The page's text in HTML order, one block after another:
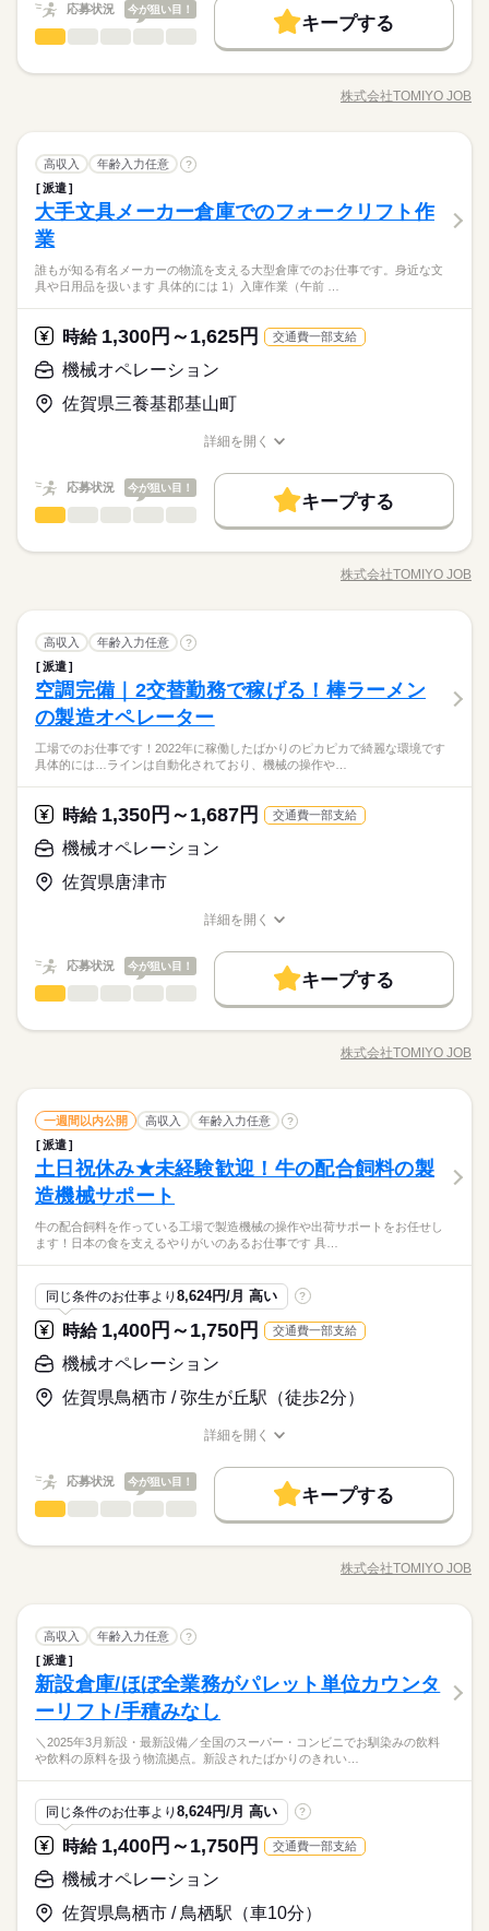
禁煙・分煙 バイク自転車
車通勤OK、バイク通勤OK、自転車通勤OK -喫煙所あり（屋
外）
休日・休暇
ら1時間あたり73円 交通費を全員に支給！ ※交通費と退職金
を時給に含んでお支払い
08：30～17：00 ※基本は上記時間 繁忙期2月～7月は 11：00～
19：30 13：00～21：30 をご相談する場合もあります ※残業な
る】＊ 若手が多くて話しやすい♪ 仕事もシンプルでわかりやす
外）
続きを読む
休日・休暇
シフト制
男女の割合 男性
みんなで
職場の様子 しずか
業界
TOMIYO JOBは『毎月、時給が上がる派遣会社』です。皿うど
んやカップ麺など、お馴染みの製品づくり。2022年稼働の綺麗
な工場！リフト免許保持者は時給50円UP。
お仕事の特徴
基本特徴
交通費
履歴書不要
就業時間・曜日
10時～出社
16時前退社
ブランクOK
社会保険制度 研修制度 日払い
週払い
禁煙・分煙
バイク自転車
続きを読む
機械オペレーション
です！ 即席麺の製造業務をお任せします。 ▼具体的には… ・麺
の製造、結束、包装 （自動装置の操作や監視、保守） ・原料
を活かして 賢く効率的に稼ぐことが可能です。 作業に慣れるま
で先輩がしっかり サポートするのでご安心ください。 ブランク
から復帰したい方も 無理なく始められる環境です♪
応募資格
■フォークリフト技能講習修了者 ■未経験だけど興味がある方 ■
も大歓迎 業務評価により正社登用あり ・・・ 日雇派遣の原則禁
止により 最低週20時間以上の勤務が必要となります。 ※例外あ
み書き（漢字・かな）必須 JLPT N2+ / Must read & write Japan
ese （kanji & kana）
給与 時給 1,200円～1,500円
【給与備考】 ／ TOMIYO JOBが 選ばれる理由 ＼ ■毎月、時給
円ずつUP。 続けるだけで月給がこんなに変わる 2ヶ月目：
で、お仕事先が変わってもOK） ■入社した日から退職金を支
給！ 退職金相当額5%を時給に上乗せ。 （例：時給1,000円×
0.05＝50円） ■日払いもOK！ 専用アプリでいつでも 近く
MIYOJOB！なら1時間あたり73円 交通費を全員に支給！ ※交
期間・時間 長期
07：30～16：00 08：00～17：00 15：30～21：40 ＜勤務時間に
時間＞ 休憩60分 ＊【 職場環境について 】＊ 就業場所人数：50
名 （男女比 4：6） 様々な年代のスタッフが活躍中！ 【派遣
が初めてでも安心♪】 未経験から始めた若手スタッフも活躍中！
研修やサポート体制もバッチリ◎ はじめての派遣にもおすすめ
です！ ＜駐車場完備＞ 車通勤OK（駐車場無料） バイク通勤O
（月平均10時間程度） -制服貸与（無償） -喫煙所屋外 -正社員登
休日・休暇
有給休暇 夏季休暇 冬期休暇 当社カレンダーによる GW休暇 年
間休日120日以上 日祝※会社カレンダーにより土曜休みあり
応募状況 今が狙い目！
キープする
給与/時間/休日
男女の割合 男性
仕事の仕方 ひとりで みんなで
職場の様子 しずか にぎやか
業界 その他
TOMIYO JOBは『毎月、時給が上がる派遣会社』です。皿うど
んやカップ麺など、お馴染みの製品づくり。2022年稼働の綺麗
な工場！リフト免許保持者は時給50円UP。
基本特徴 募集条件
交通費 履歴書不要 WEB登録 就業時間・曜日
ブランクOK 社会保険制度 研修制度 日払い
週払い
禁煙・分煙
バイク自転車
職種 機械オペレーション
2022年に稼働を開始したばかりの、 空調完備で綺麗な最新工場
です！ 即席麺の製造業務をお任せします。 ▼具体的には… ・麺
の製造、結束、包装 （自動装置の操作や監視、保守） ・原料
の配合や生地の乾燥チェック ・フォークリフトでの資材搬入出
※リフト免許がない方も応募OK！ 免許をお持ちの方は、スキル
を活かして 賢く効率的に稼ぐことが可能です。 作業に慣れるま
で先輩がしっかり サポートするのでご安心ください。 ブランク
から復帰したい方も 無理なく始められる環境です♪
続きを読む
応募資格
■フォークリフト技能講習修了者 ■未経験だけど興味がある方 ■
も大歓迎 業務評価により正社登用あり ・・・ 日雇派遣の原則禁
り、詳細は担当者にお尋ねください ・・・ N2以上／日本語の読
ese （kanji & kana）
給与 時給 1,200円～1,500円
が上がり続ける！ （例）月20日、1日8時間勤務の場合 毎月2
円ずつUP。 続けるだけで月給がこんなに変わる 2ヶ月目：
で、お仕事先が変わってもOK） ■入社した日から退職金を支
給！ 退職金相当額5%を時給に上乗せ。 （例：時給1,000円×
0.05＝50円） ■日払いもOK！ 専用アプリでいつでも 近く
のコンビニから引き出せます。 ※規定あり 【交通費備考】 ■TO
MIYOJOB！なら1時間あたり73円 交通費を全員に支給！ ※交
通費と退職金を時給に含んでお支払い
続きを読む
期間・時間 長期
07：30～16：00 08：00～17：00 15：30～21：40 ＜勤務時間に
ついて＞ （1）7：30？16：00 （2）8：00？17：00 （3）15：3
0？21：40 ※（1）（3）もしくは（2）（3）の2交替制 ＜休憩
時間＞ 休憩60分 ＊【 職場環境について 】＊ 就業場所人数：50
名 （男女比 4：6） 様々な年代のスタッフが活躍中！ 【派遣
が初めてでも安心♪】 未経験から始めた若手スタッフも活躍中！
研修やサポート体制もバッチリ◎ はじめての派遣にもおすすめ
です！ ＜駐車場完備＞ 車通勤OK（駐車場無料） バイク通勤O
（月平均10時間程度） -制服貸与（無償） -喫煙所屋外 -正社員登
続きを読む
休日・休暇
有給休暇 夏季休暇 冬期休暇 当社カレンダーによる GW休暇 年
続きを読む
詳しい募集要項をすべて見る
株式会社TOMIYO JOB
高収入 年齢入力任意 ?
派遣
大手文具メーカー倉庫でのフォークリフト作
業
誰もが知る有名メーカーの物流を支える大型倉庫でのお仕事です。身近な文
具や日用品を扱います 具体的には 1）入庫作業（午前 …
時給 1,300円～1,625円 交通費一部支給
機械オペレーション
佐賀県三養基郡基山町
男女の割合 男性
みんなで
職場の様子 しずか
業界
TOMIYO JOBは『毎月、時給が上がる派遣会社』です。＼学校
やオフィスでお馴染みの「あの製品」／ キャンパスノートなど
の文房具から日用品まで、身近なアイテムを扱う倉庫です。
お仕事の特徴
働く人の待遇向上
新卒・第二
募集条件
交通費
履歴書不要 WEB登録
残20未満
10時～出社
働き方・環境
ブランクOK
禁煙・分煙
バイク自転車
続きを読む
機械オペレーション
す。 身近な文具や日用品を扱います。 ▼具体的には… （1）入
庫作業（午前） ・カウンターリフトを使用 ・トラックからの荷
午後で車両を使い分けるので 気分転換しながら働けます。 箱単
位の作業で数えやすく、 端末操作もスマホ感覚で簡単！ ルール
が明確で安全管理も徹底 しているため、リフトの操作に 集中で
きる環境が整っています。
応募資格
＜必須＞ フォークリフト技能講習修了者 リーチリフトの実務経
ト・カウンターリフト -ブランクOK！ ・・・ 日雇派遣の原則禁
止により 最低週20時間以上の勤務が必要となります。 ※例外あ
み書き（漢字・かな）必須 JLPT N2+ / Must read & write Japan
ese （kanji & kana）
給与 時給 1,300円～1,625円
【給与備考】 ／ TOMIYO JOBが 選ばれる理由 ＼ ■毎月、時給
円ずつUP。 続けるだけで月給がこんなに変わる 2ヶ月目：
で、お仕事先が変わってもOK） ■入社した日から退職金を支
給！ 退職金相当額5%を時給に上乗せ。 （例：時給1,000円×
0.05＝50円） ■日払いもOK！ 専用アプリでいつでも 近く
MIYOJOB！なら1時間あたり73円 交通費を全員に支給！ ※交
期間・時間 長期
09：00～18：00 9：00～18：00 ※休憩60分 ＊【 職場環境につ
しやすい♪ 仕事もシンプルでわかりやすい！ 困ったときはみん
なで助け合う職場です◎ ＜駐車場完備＞ 車通勤OK（駐車場無
料） バイク通勤OK、自転車通勤OK -服装自由（動きやすい私
服） -髪型・髪色自由 -ひげOK -残業あり（月平均10時間程度、
繁忙期は月平均20時間程度） -喫煙所あり（屋外）
休日・休暇
有給休暇 夏季休暇 冬期休暇 GW休暇 土日祝休み 土日祝休みと
なります
詳細を開く
応募状況 今が狙い目！
キープする
給与/時間/休日
男女の割合 男性
仕事の仕方 ひとりで みんなで
職場の様子 しずか にぎやか
業界 その他
TOMIYO JOBは『毎月、時給が上がる派遣会社』です。＼学校
やオフィスでお馴染みの「あの製品」／ キャンパスノートなど
の文房具から日用品まで、身近なアイテムを扱う倉庫です。
働く人の待遇向上 基本特徴 新卒・第二 募集条件
交通費 履歴書不要 WEB登録 就業時間・曜日
ブランクOK 社会保険制度 服装自由 日払い
週払い
禁煙・分煙
バイク自転車 車OK
職種 機械オペレーション
誰もが知る有名メーカーの物流を 支える大型倉庫でのお仕事で
す。 身近な文具や日用品を扱います。 ▼具体的には… （1）入
庫作業（午前） ・カウンターリフトを使用 ・トラックからの荷
降ろし、格納 （2）出庫作業（午後） ・リーチリフトを使用 ・
端末で製品を確認しピッキング ・パレットへの積み込み 午前と
午後で車両を使い分けるので 気分転換しながら働けます。 箱単
位の作業で数えやすく、 端末操作もスマホ感覚で簡単！ ルール
が明確で安全管理も徹底 しているため、リフトの操作に 集中で
きる環境が整っています。
続きを読む
応募資格
＜必須＞ フォークリフト技能講習修了者 リーチリフトの実務経
ト・カウンターリフト -ブランクOK！ ・・・ 日雇派遣の原則禁
り、詳細は担当者にお尋ねください ・・・ N2以上／日本語の読
ese （kanji & kana）
給与 時給 1,300円～1,625円
が上がり続ける！ （例）月20日、1日8時間勤務の場合 毎月2
円ずつUP。 続けるだけで月給がこんなに変わる 2ヶ月目：
で、お仕事先が変わってもOK） ■入社した日から退職金を支
給！ 退職金相当額5%を時給に上乗せ。 （例：時給1,000円×
0.05＝50円） ■日払いもOK！ 専用アプリでいつでも 近く
のコンビニから引き出せます。 ※規定あり 【交通費備考】 ■TO
MIYOJOB！なら1時間あたり73円 交通費を全員に支給！ ※交
通費と退職金を時給に含んでお支払い
続きを読む
期間・時間 長期
09：00～18：00 9：00～18：00 ※休憩60分 ＊【 職場環境につ
いて 】＊ 従業員数：60名（男女比 4：6） 幅広い年代のスタ
ッフが活躍中！ 【気軽にはじめて長く続ける】 若手が多くて話
しやすい♪ 仕事もシンプルでわかりやすい！ 困ったときはみん
なで助け合う職場です◎ ＜駐車場完備＞ 車通勤OK（駐車場無
料） バイク通勤OK、自転車通勤OK -服装自由（動きやすい私
服） -髪型・髪色自由 -ひげOK -残業あり（月平均10時間程度、
繁忙期は月平均20時間程度） -喫煙所あり（屋外）
続きを読む
休日・休暇
有給休暇 夏季休暇 冬期休暇 GW休暇 土日祝休み 土日祝休みと
なります
詳しい募集要項をすべて見る
株式会社TOMIYO JOB
高収入 年齢入力任意 ?
派遣
空調完備｜2交替勤務で稼げる！棒ラーメン
の製造オペレーター
工場でのお仕事です！2022年に稼働したばかりのピカピカで綺麗な環境です
具体的には…ラインは自動化されており、機械の操作や…
時給 1,350円～1,687円 交通費一部支給
機械オペレーション
佐賀県唐津市
男女の割合 男性
みんなで
職場の様子 しずか
業界
TOMIYO JOBは『毎月、時給が上がる派遣会社』です。＜1人目
入社限定で時給100円UP！！＞2022年スタートのピカピカな工
場！空調完備で1年中快適。2交替勤務で稼げる！
お仕事の特徴
働く人の待遇向上
高収入
募集条件
交通費
就業時間・曜日
働き方・環境
ブランクOK
社会保険制度
禁煙・分煙
機械オペレーション
年に稼働したばかりの ピカピカで綺麗な環境です。 ▼具体的に
は… ラインは自動化されており、 機械の操作や見守りがメイン
設備のため操作は簡単◎ 未経験の方もすぐに覚えられます。 空
調完備で夏も冬も快適♪ ベテランのサポート体制もあり、 安心
してスタートできる環境です。 誰もが知る「あの味」を あなた
の手で支えてみませんか？
応募資格
■モクモク作業が好きな方 ■未経験だけど興味がある方 ■ブラン
迎 業務評価により正社登用あり ・・・ 日雇派遣の原則禁止によ
り 最低週20時間以上の勤務が必要となります。 ※例外あり、詳
（漢字・かな）必須 JLPT N2+ / Must read & write Japanese
（kanji & kana）
給与 時給 1,350円～1,687円
【給与備考】 ／ TOMIYO JOBが 選ばれる理由 ＼ ■毎月、時給
が上がり続ける！ （例）月20日、1日8時間勤務の場合 毎月2
円ずつUP。 続けるだけで月給がこんなに変わる 2ヶ月目：
+320円 1年目：+3,520円 3年目：+11,200円 （※最長3年ま
で、お仕事先が変わってもOK） ■入社した日から退職金を支
給！ 退職金相当額5%を時給に上乗せ。 （例：時給1,000円×
0.05＝50円） ■日払いもOK！ 専用アプリでいつでも 近く
のコンビニから引き出せます。 ※規定あり 【交通費備考】 ■TO
MIYOJOB！なら1時間あたり73円 交通費を全員に支給！ ※交
通費と退職金を時給に含んでお支払い
期間・時間 長期
0？21：40 ※（1）（3）もしくは（2）（3）の2交替制 ＜休憩
が初めてでも安心♪】 未経験から始めた若手スタッフも活躍中！
研修やサポート体制もバッチリ◎ はじめての派遣にもおすすめ
です！ ＜駐車場完備＞ 車通勤OK（駐車場無料） バイク通勤O
K、自転車通勤OK -研修あり -男女歓迎 -休憩室あり -残業あり
（月平均10時間程度） -制服貸与（無償） -喫煙所屋外 -正社員登
用あり （3年の業務評価による）
休日・休暇
有給休暇 夏季休暇 冬期休暇 当社カレンダーによる GW休暇 年
詳細を開く
応募状況 今が狙い目！
キープする
給与/時間/休日
男女の割合 男性
仕事の仕方 ひとりで みんなで
職場の様子 しずか にぎやか
業界 その他
TOMIYO JOBは『毎月、時給が上がる派遣会社』です。＜1人目
入社限定で時給100円UP！！＞2022年スタートのピカピカな工
場！空調完備で1年中快適。2交替勤務で稼げる！
働く人の待遇向上 高収入 基本特徴 新卒・第二 募集条件
交通費 履歴書不要 WEB登録 就業時間・曜日
日払い
週払い
続きを読む
職種 機械オペレーション
あの「棒ラーメン」を製造する 最新工場でのお仕事です！ 2022
年に稼働したばかりの ピカピカで綺麗な環境です。 ▼具体的に
は… ラインは自動化されており、 機械の操作や見守りがメイン
です。 ・原料の投入や乾燥の操作 ・麺を束ねる装置のチェック
・製品を箱に詰める簡単作業 ・工場内の清掃（衛生管理） 最新
設備のため操作は簡単◎ 未経験の方もすぐに覚えられます。 空
調完備で夏も冬も快適♪ ベテランのサポート体制もあり、 安心
してスタートできる環境です。 誰もが知る「あの味」を あなた
の手で支えてみませんか？
続きを読む
応募資格
■モクモク作業が好きな方 ■未経験だけど興味がある方 ■ブラン
クOK！久しぶりの仕事復帰の方 ★正社員を目指したい方も大歓
迎 業務評価により正社登用あり ・・・ 日雇派遣の原則禁止によ
細は担当者にお尋ねください ・・・ N2以上／日本語の読み書き
時給 1,350円～1,687円
【給与備考】 ／ TOMIYO JOBが 選ばれる理由 ＼ ■毎月、時給
が上がり続ける！ （例）月20日、1日8時間勤務の場合 毎月2
で、お仕事先が変わってもOK） ■入社した日から退職金を支
のコンビニから引き出せます。 ※規定あり 【交通費備考】 ■TO
MIYOJOB！なら1時間あたり73円 交通費を全員に支給！ ※交
通費と退職金を時給に含んでお支払い
続きを読む
期間・時間 長期
07：30～16：00 08：00～17：00 15：30～21：40 ＜勤務時間に
ついて＞ （1）7：30？16：00 （2）8：00？17：00 （3）15：3
0？21：40 ※（1）（3）もしくは（2）（3）の2交替制 ＜休憩
時間＞ 休憩60分 ＊【 職場環境について 】＊ 就業場所人数：50
名 （男女比 4：6） 様々な年代のスタッフが活躍中！ 【派遣
が初めてでも安心♪】 未経験から始めた若手スタッフも活躍中！
研修やサポート体制もバッチリ◎ はじめての派遣にもおすすめ
です！ ＜駐車場完備＞ 車通勤OK（駐車場無料） バイク通勤O
K、自転車通勤OK -研修あり -男女歓迎 -休憩室あり -残業あり
（月平均10時間程度） -制服貸与（無償） -喫煙所屋外 -正社員登
用あり （3年の業務評価による）
続きを読む
休日・休暇
有給休暇 夏季休暇 冬期休暇 当社カレンダーによる GW休暇 年
間休日120日以上 日祝※会社カレンダーにより土曜休みあり
応募する
株式会社TOMIYO JOB
一週間以内公開 高収入 年齢入力任意 ?
派遣
土日祝休み★未経験歓迎！牛の配合飼料の製
造機械サポート
牛の配合飼料を作っている工場で製造機械の操作や出荷サポートをお任せし
ます！日本の食を支えるやりがいのあるお仕事です 具…
同じ条件のお仕事より 8,624円/月 高い ?
時給 1,400円～1,750円 交通費一部支給
機械オペレーション
佐賀県鳥栖市 / 弥生が丘駅（徒歩2分）
男女の割合 男性
みんなで
職場の様子 しずか
業界
未経験歓迎！牛の配合飼料を作る工場で機械操作や製造サポー
トをお任せします！分かりやすいマニュアル完備で約2週間で覚
えられます◎重量物の手作業移動はなし＆土日祝休みで無理な
く働ける環境です！
高収入
機械オペレーション
トをお任せします！ 日本の食を支えるやりがいのあるお仕事で
す。 ▼具体的には… ・製造機械の点検やタッチパネル操作 ・自
せん！ 作業はすべて自動化が進んでいます。 分かりやすいマニ
ュアルが完備されており 未経験の方も約2週間で覚えられます！
先輩がしっかりフォローするので 安心してスタートできます
よ！
応募資格
【歓迎】 ■モノづくりに携わりたい方 ■未経験からスタートした
が得意な方 ■食品製造業の経験がある方歓迎 ・・・ 日雇派遣の
原則禁止により 最低週20時間以上の勤務が必要となります。 ※
語の読み書き（漢字・かな）必須 JLPT N2+ / Must read & write
Japanese （kanji & kana）
給与 時給 1,400円～1,750円
／ TOMIYO JOBが 選ばれる理由 ＼ ■毎月、時給が上がり続け
る！ （例）月20日、1日8時間勤務の場合 毎月2円ずつUP。
続けるだけで月給がこんなに変わる 2ヶ月目：+320円 1年
詳細を開く
応募状況 今が狙い目！
キープする
給与/時間/休日
男女の割合 男性
仕事の仕方 ひとりで みんなで
職場の様子 しずか にぎやか
業界 その他
未経験歓迎！牛の配合飼料を作る工場で機械操作や製造サポー
トをお任せします！分かりやすいマニュアル完備で約2週間で覚
えられます◎重量物の手作業移動はなし＆土日祝休みで無理な
職種 機械オペレーション
牛の配合飼料を作っている工場で 製造機械の操作や出荷サポー
トをお任せします！ 日本の食を支えるやりがいのあるお仕事で
す。 ▼具体的には… ・製造機械の点検やタッチパネル操作 ・自
動で袋詰めされた製品のチェック ・専用の袋へ詰めるサポート
作業 ・工場内の整理整頓 手作業で重いものを運ぶ作業はありま
せん！ 作業はすべて自動化が進んでいます。 分かりやすいマニ
ュアルが完備されており 未経験の方も約2週間で覚えられます！
先輩がしっかりフォローするので 安心してスタートできます
よ！
続きを読む
応募資格
【歓迎】 ■モノづくりに携わりたい方 ■未経験からスタートした
い方 ■相談や報告をしっかり行える方 ■モクモク・コツコツ作業
が得意な方 ■食品製造業の経験がある方歓迎 ・・・ 日雇派遣の
例外あり、詳細は担当者にお尋ねください ・・・ N2以上／日本
株式会社TOMIYO JOB
高収入 年齢入力任意 ?
派遣
新設倉庫/ほぼ全業務がパレット単位カウンタ
ーリフト/手積みなし
＼2025年3月新設・最新設備／全国のスーパー・コンビニでお馴染みの飲料
や飲料の原料を扱う物流拠点。新設されたばかりのきれい…
同じ条件のお仕事より 8,624円/月 高い ?
時給 1,400円～1,750円 交通費一部支給
機械オペレーション
佐賀県鳥栖市 / 鳥栖駅（車10分）